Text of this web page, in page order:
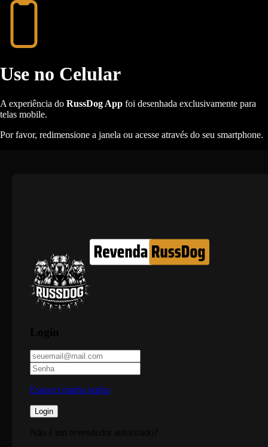
Use no Celular
A experiência do RussDog App foi desenhada exclusivamente para
telas mobile.
Por favor, redimensione a janela ou acesse através do seu smartphone.
Esqueci minha senha
Login